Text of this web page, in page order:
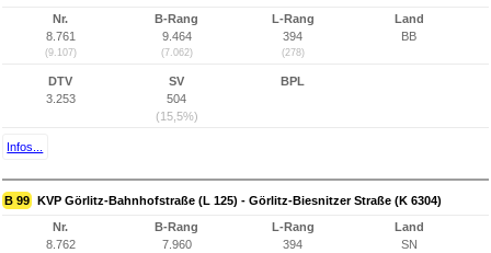
Nr.
8.761
(9.107)
B-Rang
9.464
(7.062)
L-Rang
394
(278)
Land
BB
DTV
3.253
SV
504
(15,5%)
BPL
Infos...
B 99 KVP Görlitz-Bahnhofstraße (L 125) - Görlitz-Biesnitzer Straße (K 6304)
Nr.
8.762
B-Rang
7.960
L-Rang
394
Land
SN